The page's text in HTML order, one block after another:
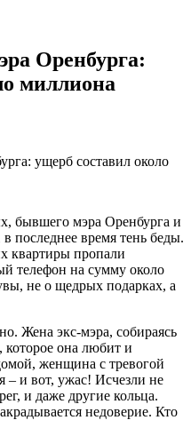
Оренбурга:
миллиона
бывшего мэра Оренбурга и
последнее время тень беды.
квартиры пропали
телефон на сумму около
не о щедрых подарках, а
Жена экс-мэра, собираясь
которое она любит и
женщина с тревогой
– и вот, ужас! Исчезли не
и даже другие кольца.
недоверие. Кто